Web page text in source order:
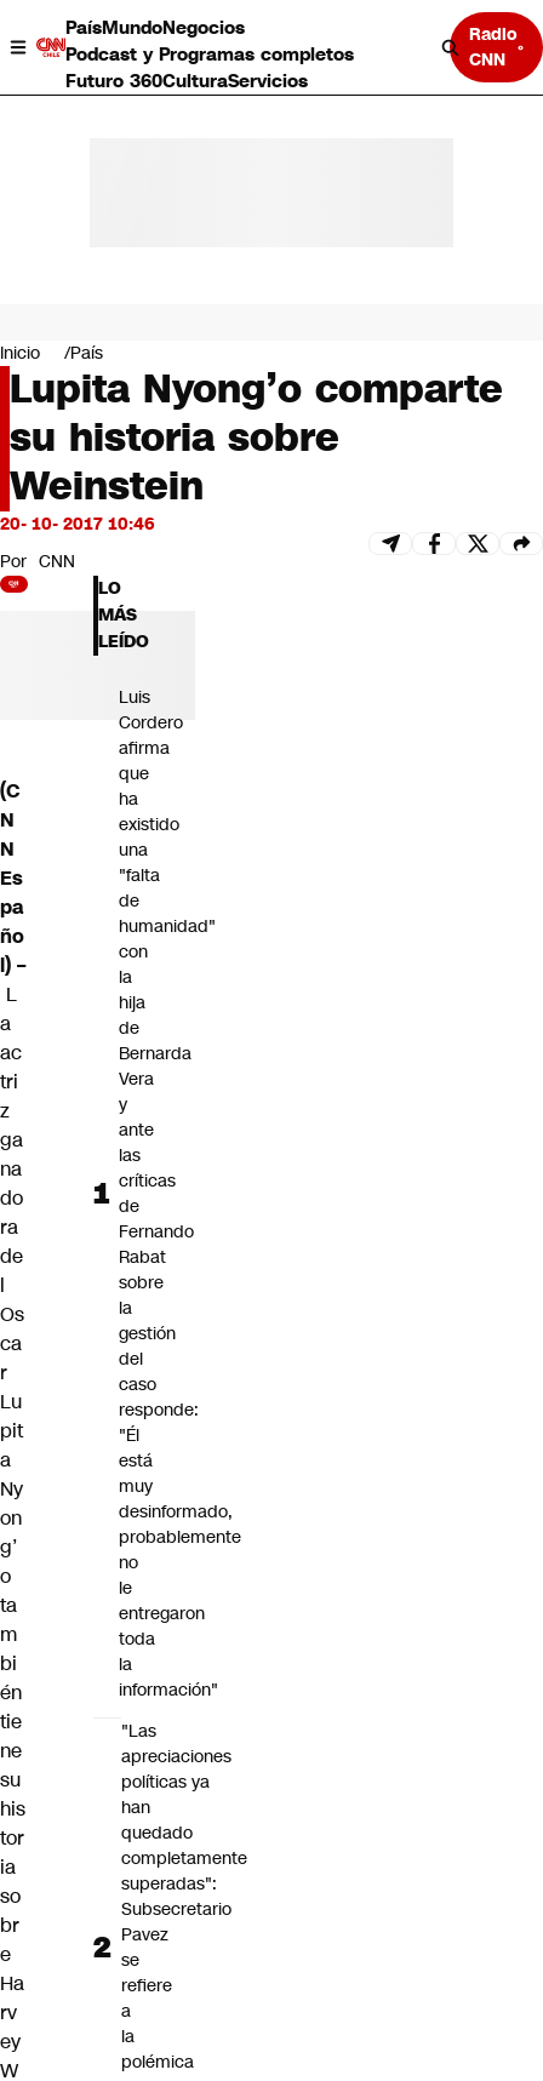
PaísMundoNegocios
Podcast y Programas completos
Futuro 360CulturaServicios
Radio
CNN
Negocios
Deportes
Programas completos
Cultura
Servicios
Bits
CNN tiempo
Futuro 360
Opinión
Inicio País
Lupita Nyong’o comparte
su historia sobre
Weinstein
20- 10- 2017 10:46
Por CNN
(C
N
N
Es
pa
ño
l) –
L
a
ac
tri
z
ga
na
do
ra
de
l
Os
ca
r
Lu
pit
a
Ny
on
g’
o
ta
m
bi
én
tie
ne
su
his
tor
ia
so
br
e
Ha
rv
ey
W
LO
MÁS
LEÍDO
Luis
Cordero
afirma
que
ha
existido
una
"falta
de
humanidad"
con
la
hija
de
Bernarda
Vera
y
ante
las
críticas
de
Fernando
Rabat
sobre
la
gestión
del
caso
responde:
"Él
está
muy
desinformado,
probablemente
no
le
entregaron
toda
la
información"
"Las
apreciaciones
políticas ya
han
quedado
completamente
superadas":
Subsecretario
Pavez
se
refiere
a
la
polémica